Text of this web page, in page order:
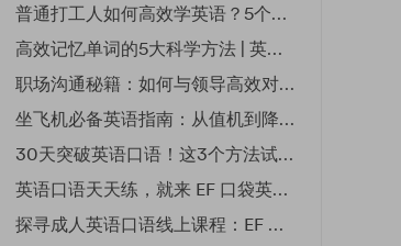
普通打工人如何高效学英语？5个实用技巧助你突破职场瓶颈
高效记忆单词的5大科学方法 | 英语学习必备技巧
职场沟通秘籍：如何与领导高效对话 | EF英孚职场指南
坐飞机必备英语指南：从值机到降落的全流程表达
30天突破英语口语！这3个方法试过的人都说有效
英语口语天天练，就来 EF 口袋英语微信小程序
探寻成人英语口语线上课程：EF 英孚教育凭什么领航